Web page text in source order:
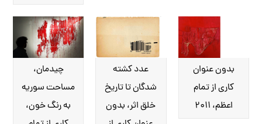
چیدمان،
مساحت سوریه
به رنگ خون،
عدد کشته
شدگان تا تاریخ
خلق اثر، بدون
بدون عنوان
کاری از تمام
اعظم، ۲۰۱۱